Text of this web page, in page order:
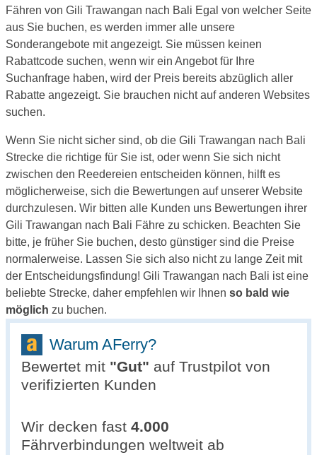
Fähren von Gili Trawangan nach Bali Egal von welcher Seite
aus Sie buchen, es werden immer alle unsere
Sonderangebote mit angezeigt. Sie müssen keinen
Rabattcode suchen, wenn wir ein Angebot für Ihre
Suchanfrage haben, wird der Preis bereits abzüglich aller
Rabatte angezeigt. Sie brauchen nicht auf anderen Websites
suchen.
Wenn Sie nicht sicher sind, ob die Gili Trawangan nach Bali
Strecke die richtige für Sie ist, oder wenn Sie sich nicht
zwischen den Reedereien entscheiden können, hilft es
möglicherweise, sich die Bewertungen auf unserer Website
durchzulesen. Wir bitten alle Kunden uns Bewertungen ihrer
Gili Trawangan nach Bali Fähre zu schicken. Beachten Sie
bitte, je früher Sie buchen, desto günstiger sind die Preise
normalerweise. Lassen Sie sich also nicht zu lange Zeit mit
der Entscheidungsfindung! Gili Trawangan nach Bali ist eine
beliebte Strecke, daher empfehlen wir Ihnen so bald wie
möglich zu buchen.
Warum AFerry?
Bewertet mit "Gut" auf Trustpilot von
verifizierten Kunden
Wir decken fast 4.000
Fährverbindungen weltweit ab